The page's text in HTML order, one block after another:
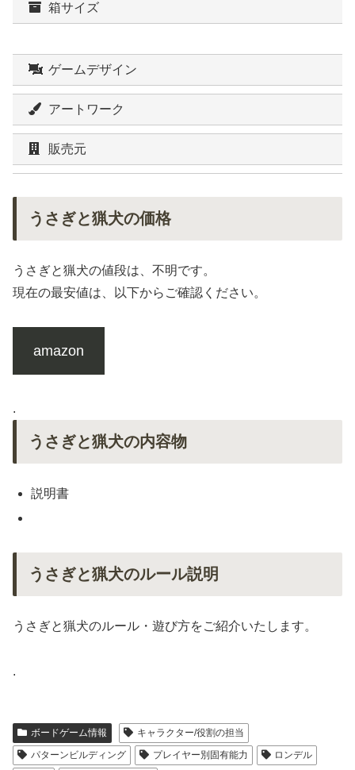
箱サイズ
ゲームデザイン
アートワーク
販売元
うさぎと猟犬の価格
うさぎと猟犬の値段は、不明です。
現在の最安値は、以下からご確認ください。
amazon
.
うさぎと猟犬の内容物
説明書
うさぎと猟犬のルール説明
うさぎと猟犬のルール・遊び方をご紹介いたします。
.
ボードゲーム情報
キャラクター/役割の担当
パターンビルディング
プレイヤー別固有能力
ロンデル